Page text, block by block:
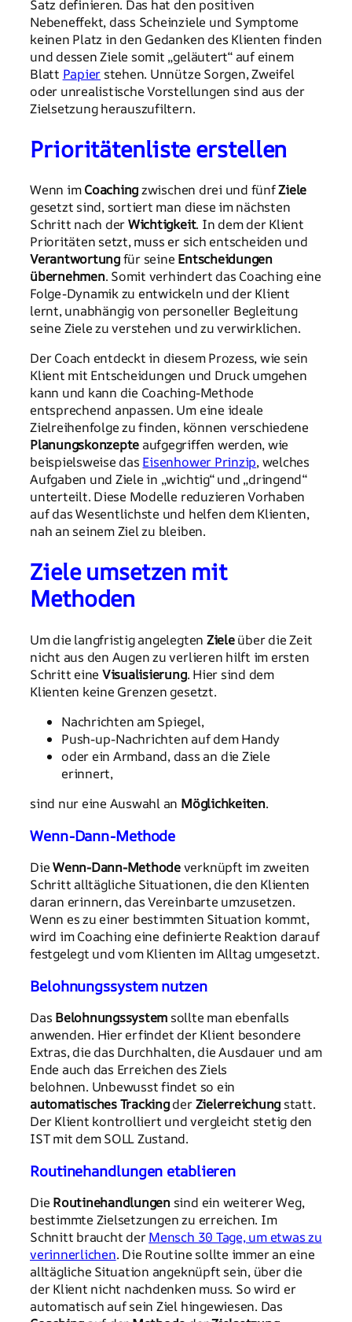
Satz definieren. Das hat den positiven
Nebeneffekt, dass Scheinziele und Symptome
keinen Platz in den Gedanken des Klienten finden
und dessen Ziele somit „geläutert“ auf einem
Blatt Papier stehen. Unnütze Sorgen, Zweifel
oder unrealistische Vorstellungen sind aus der
Zielsetzung herauszufiltern.
Prioritätenliste erstellen
Wenn imCoachingzwischen drei und fünfZiele
gesetzt sind, sortiert man diese im nächsten
Schritt nach derWichtigkeit. In dem der Klient
Prioritäten setzt, muss er sich entscheiden und
Verantwortungfür seine Entscheidungen
übernehmen. Somit verhindert das Coaching eine
Folge-Dynamik zu entwickeln und der Klient
lernt, unabhängig von personeller Begleitung
seine Ziele zu verstehen und zu verwirklichen.
Der Coach entdeckt in diesem Prozess, wie sein
Klient mit Entscheidungen und Druck umgehen
kann und kann die Coaching-Methode
entsprechend anpassen. Um eine ideale
Zielreihenfolge zu finden, können verschiedene
Planungskonzepteaufgegriffen werden, wie
beispielsweise das Eisenhower Prinzip, welches
Aufgaben und Ziele in „wichtig“ und „dringend“
unterteilt. Diese Modelle reduzieren Vorhaben
auf das Wesentlichste und helfen dem Klienten,
nah an seinem Ziel zu bleiben.
Ziele umsetzen mit
Methoden
Um die langfristig angelegten Zieleüber die Zeit
nicht aus den Augen zu verlieren hilft im ersten
Schritt eine Visualisierung. Hier sind dem
Klienten keine Grenzen gesetzt.
Nachrichten am Spiegel,
Push-up-Nachrichten auf dem Handy
oder ein Armband, dass an die Ziele
erinnert,
sind nur eine Auswahl an Möglichkeiten.
Wenn-Dann-Methode
DieWenn-Dann-Methodeverknüpft im zweiten
Schritt alltägliche Situationen, die den Klienten
daran erinnern, das Vereinbarte umzusetzen.
Wenn es zu einer bestimmten Situation kommt,
wird im Coaching eine definierte Reaktion darauf
festgelegt und vom Klienten im Alltag umgesetzt.
Belohnungssystem nutzen
Das Belohnungssystem sollte man ebenfalls
anwenden. Hier erfindet der Klient besondere
Extras, die das Durchhalten, die Ausdauer und am
Ende auch das Erreichen des Ziels
belohnen. Unbewusst findet so ein
automatisches TrackingderZielerreichung statt.
Der Klient kontrolliert und vergleicht stetig den
IST mit dem SOLL Zustand.
Routinehandlungen etablieren
Die Routinehandlungensind ein weiterer Weg,
bestimmte Zielsetzungen zu erreichen. Im
Schnitt braucht derMensch 30 Tage, um etwas zu
verinnerlichen. Die Routine sollte immer an eine
alltägliche Situation angeknüpft sein, über die
der Klient nicht nachdenken muss. So wird er
automatisch auf sein Ziel hingewiesen. Das